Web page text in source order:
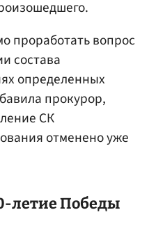
проработать вопрос
состава
определенных
прокурор,
СК
отменено уже
летие Победы